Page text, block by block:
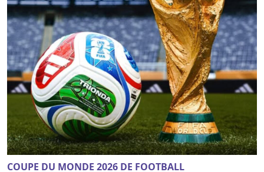
COUPE DU MONDE 2026 DE FOOTBALL